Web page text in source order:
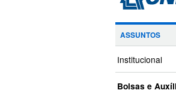
ASSUNTOS
Institucional
Bolsas e